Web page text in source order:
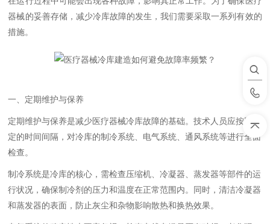
器械的妥善存储，减少冷库故障的发生，我们需要采取一系列有效的
措施。
一、定期维护与保养
定期维护与保养是减少医疗器械冷库故障的基础。技术人员应按照规
定的时间间隔，对冷库的制冷系统、电气系统、通风系统等进行全面
检查。
制冷系统是冷库的核心，需检查压缩机、冷凝器、蒸发器等部件的运
行状况，确保制冷剂的压力和温度在正常范围内。同时，清洁冷凝器
和蒸发器的表面，防止灰尘和杂物影响散热和换热效果。